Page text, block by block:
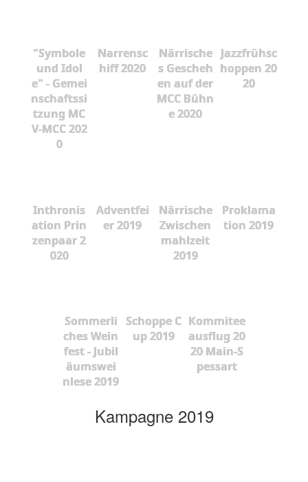
"Symbole
und Idol
e" - Gemei
nschaftssi
tzung MC
V-MCC 202
0
Narrensc
hiff 2020
Närrische
s Gescheh
en auf der
MCC Bühn
e 2020
Jazzfrühsc
hoppen 20
20
Inthronis
ation Prin
zenpaar 2
020
Adventfei
er 2019
Närrische
Zwischen
mahlzeit
2019
Proklama
tion 2019
Sommerli
ches Wein
fest - Jubil
äumswei
nlese 2019
Schoppe C
up 2019
Kommitee
ausflug 20
20 Main-S
pessart
Kampagne 2019